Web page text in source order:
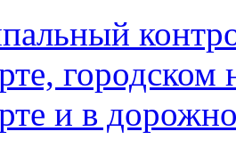
городском
и в